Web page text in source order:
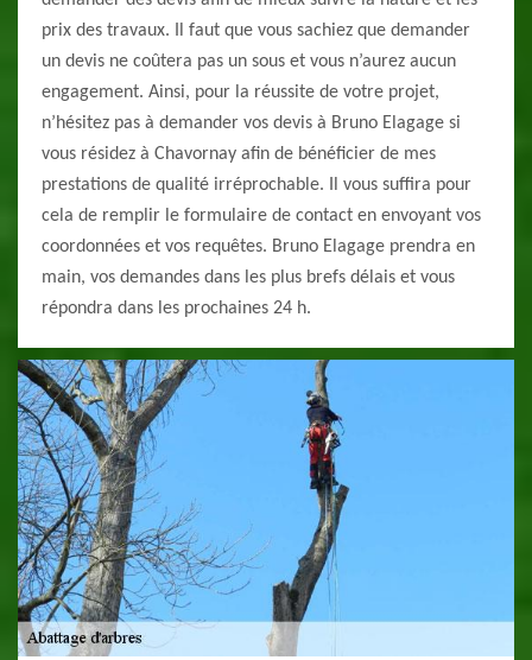
prix des travaux. Il faut que vous sachiez que demander
un devis ne coûtera pas un sous et vous n’aurez aucun
engagement. Ainsi, pour la réussite de votre projet,
n’hésitez pas à demander vos devis à Bruno Elagage si
vous résidez à Chavornay afin de bénéficier de mes
prestations de qualité irréprochable. Il vous suffira pour
cela de remplir le formulaire de contact en envoyant vos
coordonnées et vos requêtes. Bruno Elagage prendra en
main, vos demandes dans les plus brefs délais et vous
répondra dans les prochaines 24 h.